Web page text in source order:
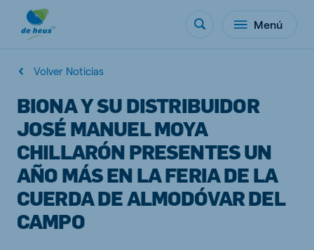
Menú
Volver Noticias
BIONA Y SU DISTRIBUIDOR
JOSÉ MANUEL MOYA
CHILLARÓN PRESENTES UN
AÑO MÁS EN LA FERIA DE LA
CUERDA DE ALMODÓVAR DEL
CAMPO